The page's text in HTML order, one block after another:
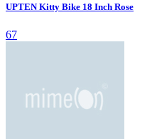
UPTEN Kitty Bike 18 Inch Rose
67